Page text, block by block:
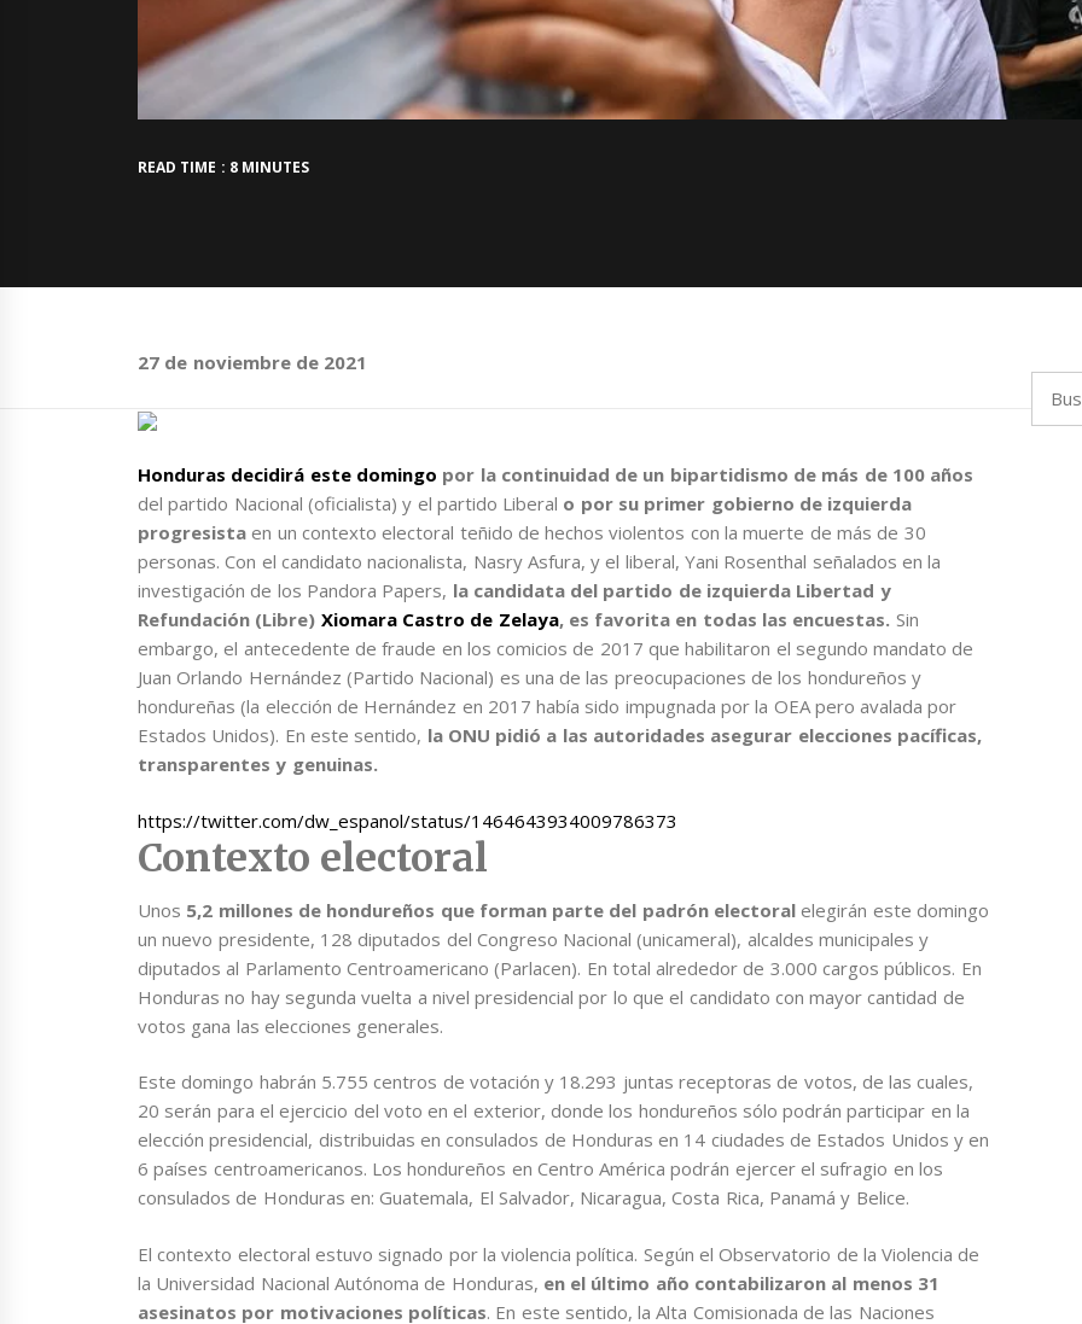
READ TIME : 8 MINUTES
27 de noviembre de 2021
Honduras decidirá este domingo por la continuidad de un bipartidismo de más de 100 años
del partido Nacional (oficialista) y el partido Liberal o por su primer gobierno de izquierda
progresistaen un contexto electoral teñido de hechos violentos con la muerte de más de 30
personas. Con el candidato nacionalista, Nasry Asfura, y el liberal, Yani Rosenthal señalados en la
investigación de los Pandora Papers, la candidata del partido de izquierda Libertad y
Refundación (Libre) Xiomara Castro de Zelaya, es favorita en todas las encuestas. Sin
embargo, el antecedente de fraude en los comicios de 2017 que habilitaron el segundo mandato de
Juan Orlando Hernández (Partido Nacional) es una de las preocupaciones de los hondureños y
hondureñas (la elección de Hernández en 2017 había sido impugnada por la OEA pero avalada por
Estados Unidos). En este sentido, la ONU pidió a las autoridades asegurar elecciones pacíficas,
transparentes y genuinas.
https://twitter.com/dw_espanol/status/1464643934009786373
Contexto electoral
Unos 5,2 millones de hondureños que forman parte del padrón electoralelegirán este domingo
un nuevo presidente, 128 diputados del Congreso Nacional (unicameral), alcaldes municipales y
diputados al Parlamento Centroamericano (Parlacen). En total alrededor de 3.000 cargos públicos. En
Honduras no hay segunda vuelta a nivel presidencial por lo que el candidato con mayor cantidad de
votos gana las elecciones generales.
Este domingo habrán 5.755 centros de votación y 18.293 juntas receptoras de votos, de las cuales,
20 serán para el ejercicio del voto en el exterior, donde los hondureños sólo podrán participar en la
elección presidencial, distribuidas en consulados de Honduras en 14 ciudades de Estados Unidos y en
6 países centroamericanos. Los hondureños en Centro América podrán ejercer el sufragio en los
consulados de Honduras en: Guatemala, El Salvador, Nicaragua, Costa Rica, Panamá y Belice.
El contexto electoral estuvo signado por la violencia política. Según el Observatorio de la Violencia de
la Universidad Nacional Autónoma de Honduras, en el último año contabilizaron al menos 31
asesinatos por motivaciones políticas. En este sentido, la Alta Comisionada de las Naciones